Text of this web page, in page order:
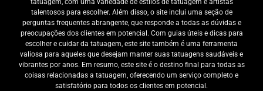
tatuagem, com uma variedade de estilos de tatuagem e artistas
talentosos para escolher. Além disso, o site inclui uma seção de
perguntas frequentes abrangente, que responde a todas as dúvidas e
preocupações dos clientes em potencial. Com guias úteis e dicas para
escolher e cuidar da tatuagem, este site também é uma ferramenta
valiosa para aqueles que desejam manter suas tatuagens saudáveis e
vibrantes por anos. Em resumo, este site é o destino final para todas as
coisas relacionadas a tatuagem, oferecendo um serviço completo e
satisfatório para todos os clientes em potencial.